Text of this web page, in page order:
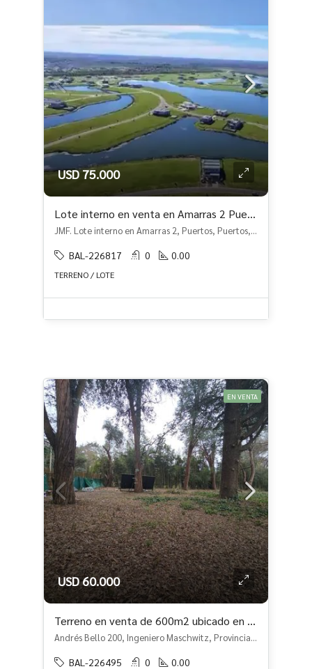
USD 75.000
Lote interno en venta en Amarras 2 Puertos
JMF. Lote interno en Amarras 2, Puertos, Puertos, Escobar
BAL-226817 0 0.00
TERRENO / LOTE
EN VENTA
USD 60.000
Terreno en venta de 600m2 ubicado en Ingeniero Maschwitz
Andrés Bello 200, Ingeniero Maschwitz, Provincia de Buenos Aires, Argentina, Ingeniero Maschwitz, Escobar
BAL-226495 0 0.00